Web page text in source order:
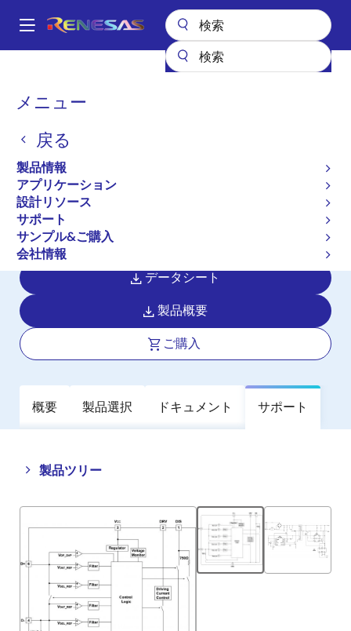
ン
Main
メニュー
戻る
製品情報
アプリケーション
設計リソース
サポート
サンプル&ご購入
会社情報
パ
く
ず
パワー & パワーマネジメント
iW636
iW636
アクティブ
Qualcomm® Quick Charge™ 3.0 USBイ
ンタフェース用AC/DC二次側コントロ
ーラ
データシート
製品概要
ご購入
概要 製品選択 ドキュメント サポート
製品ツリー
Close
tree
menu
Open
tree
menu